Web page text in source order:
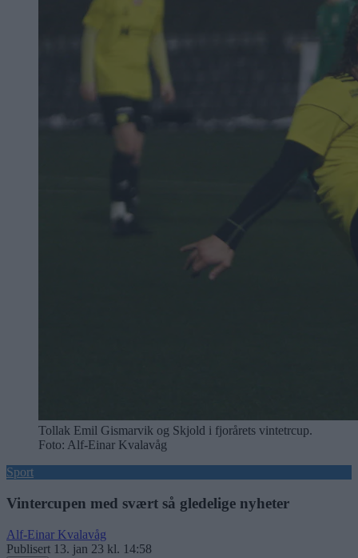
Tollak Emil Gismarvik og Skjold i fjorårets vintetrcup.
Foto: Alf-Einar Kvalavåg
Sport
Vintercupen med svært så gledelige nyheter
Alf-Einar Kvalavåg
Publisert 13. jan 23 kl. 14:58